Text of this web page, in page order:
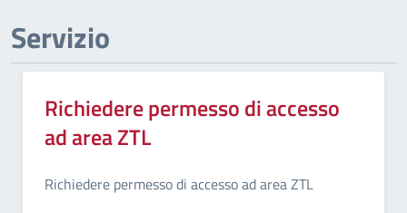
Servizio
Richiedere permesso di accesso
ad area ZTL
Richiedere permesso di accesso ad area ZTL